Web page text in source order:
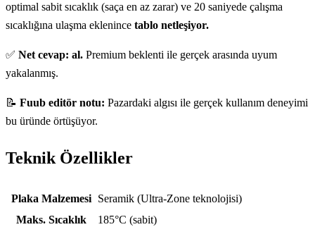
optimal sabit sıcaklık (saça en az zarar) ve 20 saniyede çalışma
sıcaklığına ulaşma eklenince tablo netleşiyor.
✅ Net cevap: al. Premium beklenti ile gerçek arasında uyum
yakalanmış.
📝 Fuub editör notu: Pazardaki algısı ile gerçek kullanım deneyimi
bu üründe örtüşüyor.
Teknik Özellikler
Teknik özellikler
Plaka Malzemesi Seramik (Ultra-Zone teknolojisi)
Maks. Sıcaklık
185°C (sabit)